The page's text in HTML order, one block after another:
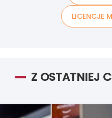
LICENCJE
Z OSTATNIEJ